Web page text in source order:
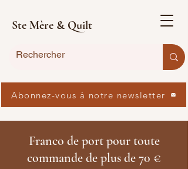
Ste Mère & Quilt
Franco de port pour toute
commande de plus de 70 €
Abonnez-vous à notre newsletter